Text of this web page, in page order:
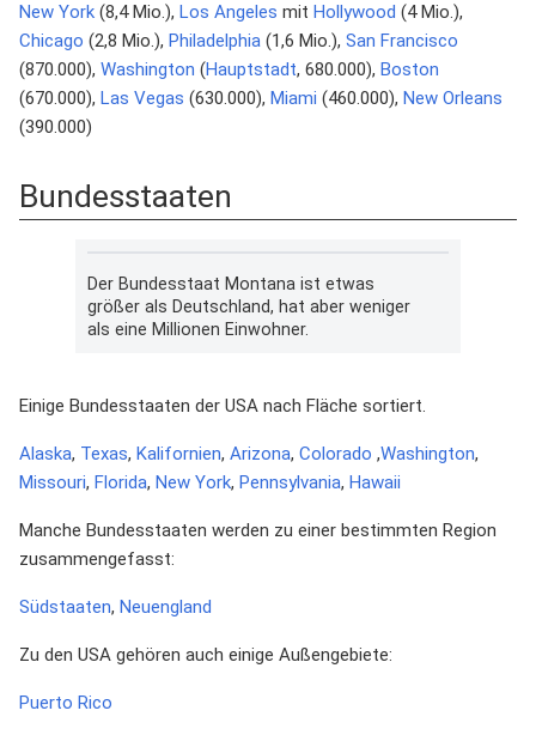
New York (8,4 Mio.), Los Angeles mit Hollywood (4 Mio.),
Chicago (2,8 Mio.), Philadelphia (1,6 Mio.), San Francisco
(870.000), Washington (Hauptstadt, 680.000), Boston
(670.000), Las Vegas (630.000), Miami (460.000), New Orleans
(390.000)
Bundesstaaten
Der Bundesstaat Montana ist etwas
größer als Deutschland, hat aber weniger
als eine Millionen Einwohner.
Einige Bundesstaaten der USA nach Fläche sortiert.
Alaska, Texas, Kalifornien, Arizona, Colorado ,Washington,
Missouri, Florida, New York, Pennsylvania, Hawaii
Manche Bundesstaaten werden zu einer bestimmten Region
zusammengefasst:
Südstaaten, Neuengland
Zu den USA gehören auch einige Außengebiete:
Puerto Rico